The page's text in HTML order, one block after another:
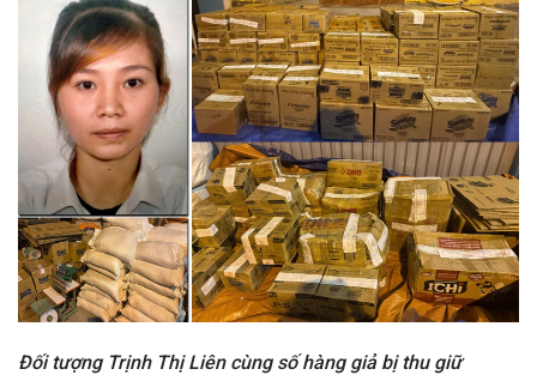
Đối tượng Trịnh Thị Liên cùng số hàng giả bị thu giữ